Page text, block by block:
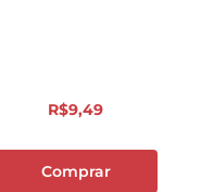
R$9,49
Comprar